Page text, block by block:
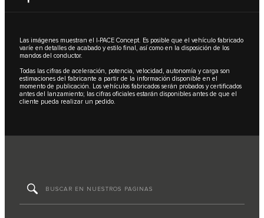
Las imágenes muestran el I‑PACE Concept. Es posible que el vehículo fabricado
varíe en detalles de acabado y estilo final, así como en la disposición de los
mandos del conductor.
Todas las cifras de aceleración, potencia, velocidad, autonomía y carga son
estimaciones del fabricante a partir de la información disponible en el
momento de publicación. Los vehículos fabricados serán probados y certificados
antes del lanzamiento; las cifras oficiales estarán disponibles antes de que el
cliente pueda realizar un pedido.